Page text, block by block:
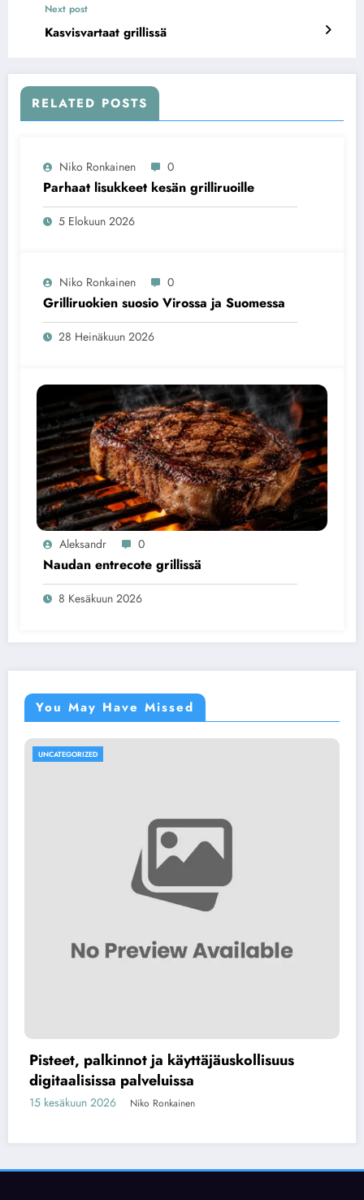
Next post
Kasvisvartaat grillissä
RELATED POSTS
Niko Ronkainen 0
Parhaat lisukkeet kesän grilliruoille
5 Elokuun 2026
Niko Ronkainen 0
Grilliruokien suosio Virossa ja Suomessa
28 Heinäkuun 2026
Aleksandr 0
Naudan entrecote grillissä
8 Kesäkuun 2026
You May Have Missed
UNCATEGORIZED
Pisteet, palkinnot ja käyttäjäuskollisuus
digitaalisissa palveluissa
15 kesäkuun 2026 Niko Ronkainen